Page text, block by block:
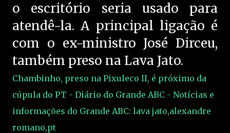
o escritório seria usado para
atendê-la. A principal ligação é
com o ex-ministro José Dirceu,
também preso na Lava Jato.
Chambinho, preso na Pixuleco II, é próximo da
cúpula do PT - Diário do Grande ABC - Notícias e
informações do Grande ABC: lava jato,alexandre
romano,pt